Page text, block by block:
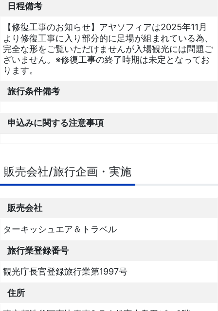
日程備考
【修復工事のお知らせ】アヤソフィアは2025年11月
より修復工事に入り部分的に足場が組まれている為、
完全な形をご覧いただけませんが入場観光には問題ご
ざいません。※修復工事の終了時期は未定となってお
ります。
旅行条件備考
申込みに関する注意事項
販売会社/旅行企画・実施
販売会社
ターキッシュエア＆トラベル
旅行業登録番号
観光庁長官登録旅行業第1997号
住所